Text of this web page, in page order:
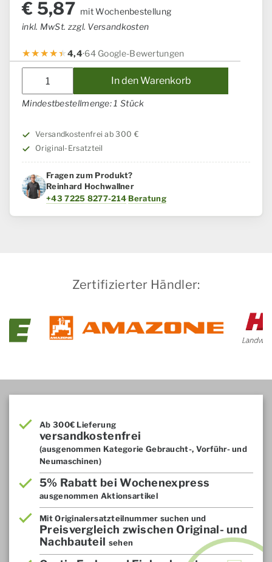
€ 5,87 mit Wochenbestellung
inkl. MwSt. zzgl. Versandkosten
4,4·64 Google-Bewertungen
IH
Menge
In den Warenkorb
Mindestbestellmenge: 1 Stück
Versandkostenfrei ab 300 €
Original-Ersatzteil
Fragen zum Produkt?
Reinhard Hochwallner
+43 7225 8277-214·Beratung
Zertifizierter Händler:
Ab 300€ Lieferung
versandkostenfrei
(ausgenommen Kategorie Gebraucht-, Vorführ- und
Neumaschinen)
5% Rabatt bei Wochenexpress
ausgenommen Aktionsartikel
Mit Originalersatzteilnummer suchen und
Preisvergleich zwischen Original- und
Nachbauteil sehen